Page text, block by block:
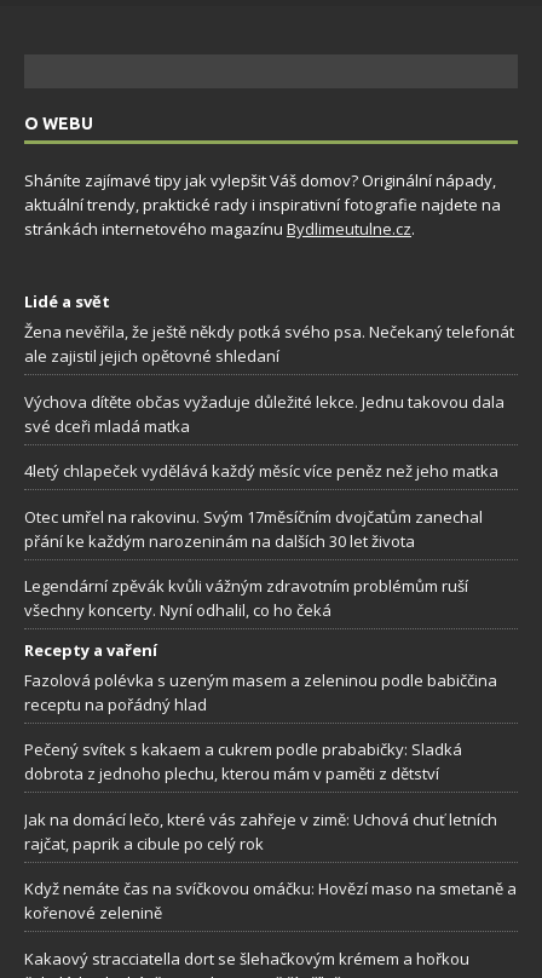
O WEBU
Sháníte zajímavé tipy jak vylepšit Váš domov? Originální nápady,
aktuální trendy, praktické rady i inspirativní fotografie najdete na
stránkách internetového magazínu Bydlimeutulne.cz.
Lidé a svět
Žena nevěřila, že ještě někdy potká svého psa. Nečekaný telefonát
ale zajistil jejich opětovné shledaní
Výchova dítěte občas vyžaduje důležité lekce. Jednu takovou dala
své dceři mladá matka
4letý chlapeček vydělává každý měsíc více peněz než jeho matka
Otec umřel na rakovinu. Svým 17měsíčním dvojčatům zanechal
přání ke každým narozeninám na dalších 30 let života
Legendární zpěvák kvůli vážným zdravotním problémům ruší
všechny koncerty. Nyní odhalil, co ho čeká
Recepty a vaření
Fazolová polévka s uzeným masem a zeleninou podle babiččina
receptu na pořádný hlad
Pečený svítek s kakaem a cukrem podle prababičky: Sladká
dobrota z jednoho plechu, kterou mám v paměti z dětství
Jak na domácí lečo, které vás zahřeje v zimě: Uchová chuť letních
rajčat, paprik a cibule po celý rok
Když nemáte čas na svíčkovou omáčku: Hovězí maso na smetaně a
kořenové zelenině
Kakaový stracciatella dort se šlehačkovým krémem a hořkou